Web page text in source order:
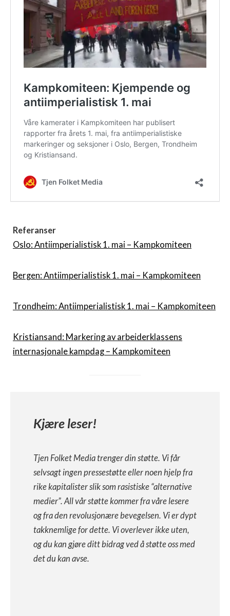
Referanser
Oslo: Antiimperialistisk 1. mai – Kampkomiteen
Bergen: Antiimperialistisk 1. mai – Kampkomiteen
Trondheim: Antiimperialistisk 1. mai – Kampkomiteen
Kristiansand: Markering av arbeiderklassens
internasjonale kampdag – Kampkomiteen
Kjære leser!
Tjen Folket Media trenger din støtte. Vi får
selvsagt ingen pressestøtte eller noen hjelp fra
rike kapitalister slik som rasistiske “alternative
medier”. All vår støtte kommer fra våre lesere
og fra den revolusjonære bevegelsen. Vi er dypt
takknemlige for dette. Vi overlever ikke uten,
og du kan gjøre ditt bidrag ved å støtte oss med
det du kan avse.